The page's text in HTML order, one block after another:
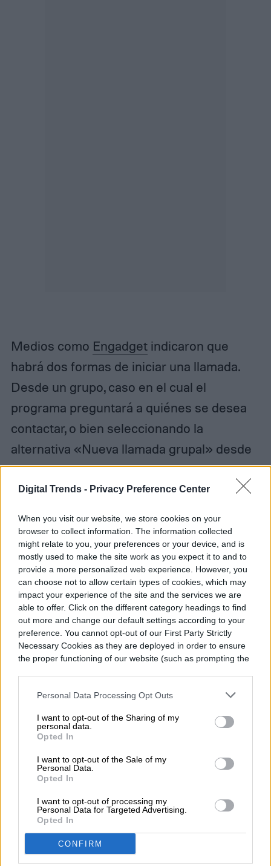
Digital Trends - Privacy Preference Center
When you visit our website, we store cookies on your
browser to collect information. The information collected
might relate to you, your preferences or your device, and is
mostly used to make the site work as you expect it to and to
provide a more personalized web experience. However, you
can choose not to allow certain types of cookies, which may
impact your experience of the site and the services we are
able to offer. Click on the different category headings to find
out more and change our default settings according to your
preference. You cannot opt-out of our First Party Strictly
Necessary Cookies as they are deployed in order to ensure
the proper functioning of our website (such as prompting the
Personal Data Processing Opt Outs
I want to opt-out of the Sharing of my
personal data.
Opted In
I want to opt-out of the Sale of my
Personal Data.
Opted In
I want to opt-out of processing my
Personal Data for Targeted Advertising.
Opted In
CONFIRM
Medios como Engadgetindicaron que
habrá dos formas de iniciar una llamada.
Desde un grupo, caso en el cual el
programa preguntará a quiénes se desea
contactar, o bien seleccionando la
alternativa «Nueva llamada grupal» desde
la pestaña correspondiente, para luego
seleccionar a los contactos deseados.
«Sin embargo, independiente de la manera
en que lo hagas, no podrás incluir personas
si aún no están guardadas en la lista de
contactos de tu teléfono», advirtió la misma
fuente.
Como sea, la alternativa que
abre WhatsApp parece más familiar que
de reuniones. La opción de ocho
participantes todavía está en su versión
beta, recordó Engadget, pero parece haber
intención de lanzarla ampliamente. Por lo
mismo, la sugerencia es siempre mantener
la aplicación actualizada.